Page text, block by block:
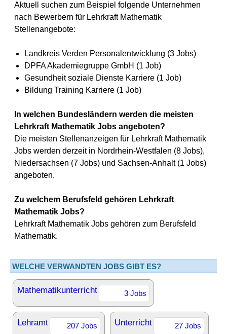
Aktuell suchen zum Beispiel folgende Unternehmen
nach Bewerbern für Lehrkraft Mathematik
Stellenangebote:
Landkreis Verden Personalentwicklung (3 Jobs)
DPFA Akademiegruppe GmbH (1 Job)
Gesundheit soziale Dienste Karriere (1 Job)
Bildung Training Karriere (1 Job)
In welchen Bundesländern werden die meisten
Lehrkraft Mathematik Jobs angeboten?
Die meisten Stellenanzeigen für Lehrkraft Mathematik
Jobs werden derzeit in Nordrhein-Westfalen (8 Jobs),
Niedersachsen (7 Jobs) und Sachsen-Anhalt (1 Jobs)
angeboten.
Zu welchem Berufsfeld gehören Lehrkraft
Mathematik Jobs?
Lehrkraft Mathematik Jobs gehören zum Berufsfeld
Mathematik.
WELCHE VERWANDTEN JOBS GIBT ES?
Mathematikunterricht 3 Jobs
Lehramt 207 Jobs Unterricht 27 Jobs